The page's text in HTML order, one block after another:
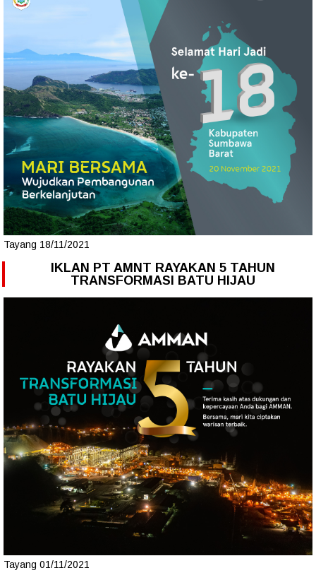
Tayang 18/11/2021
IKLAN PT AMNT RAYAKAN 5 TAHUN
TRANSFORMASI BATU HIJAU
Tayang 01/11/2021